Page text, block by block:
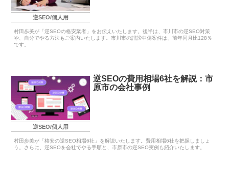
逆SEO/個人用
村田歩美が「逆SEOの格安業者」をお伝えいたします。後半は、市川市の逆SEO対策
や、自分でやる方法もご案内いたします。市川市の誹謗中傷案件は、前年同月比128％
です。
逆SEO/個人用
逆SEOの費用相場6社を解説：市
原市の会社事例
村田歩美が「格安の逆SEO相場6社」を解説いたします。費用相場6社を把握しましょ
う。さらに、逆SEOを会社でやる手順と、市原市の逆SEO実例も紹介いたします。